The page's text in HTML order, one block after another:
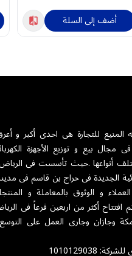
أضف إلى السلة
المنيع للتجارة هى احدى أكبر و
مجال بيع و توزيع الأجهزة
الجديدة فى حراج بن قاسم فى
و الوثوق بالمعاملة و
افتتاح أكثر من اربعين فرعاً فى
وجازان وجارى العمل على
1010129038